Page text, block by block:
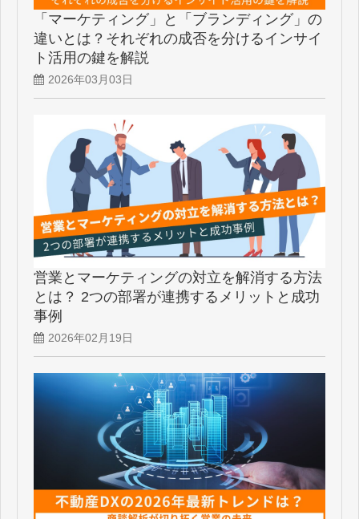
「マーケティング」と「ブランディング」の
違いとは？それぞれの成否を分けるインサイ
ト活用の鍵を解説
2026年03月03日
営業とマーケティングの対立を解消する方法
とは？ 2つの部署が連携するメリットと成功
事例
2026年02月19日